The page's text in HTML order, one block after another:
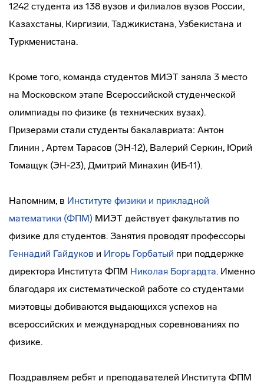
1242 студента из 138 вузов и филиалов вузов России,
Казахстаны, Киргизии, Таджикистана, Узбекистана и
Туркменистана.
Кроме того, команда студентов МИЭТ заняла 3 место
на Московском этапе Всероссийской студенческой
олимпиады по физике (в технических вузах).
Призерами стали студенты бакалавриата: Антон
Глинин , Артем Тарасов (ЭН-12), Валерий Серкин, Юрий
Томащук (ЭН-23), Дмитрий Минахин (ИБ-11).
Напомним, в Институте физики и прикладной
математики (ФПМ) МИЭТ действует факультатив по
физике для студентов. Занятия проводят профессоры
Геннадий Гайдуков и Игорь Горбатый при поддержке
директора Института ФПМ Николая Боргардта. Именно
благодаря их систематической работе со студентами
миэтовцы добиваются выдающихся успехов на
всероссийских и международных соревнованиях по
физике.
Поздравляем ребят и преподавателей Института ФПМ